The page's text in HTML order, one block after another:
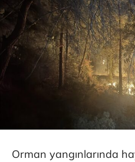
Orman yangınlarında